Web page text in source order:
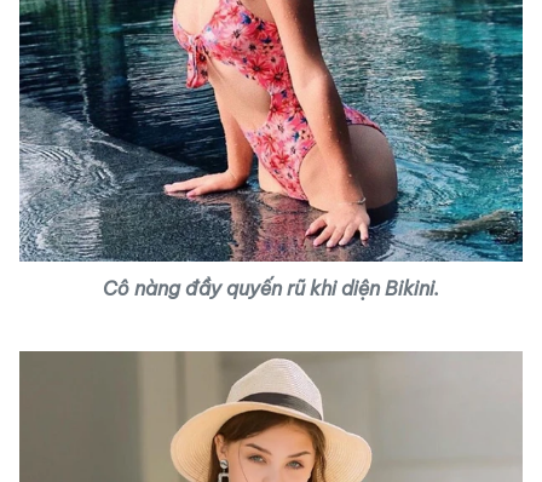
Cô nàng đầy quyến rũ khi diện Bikini.